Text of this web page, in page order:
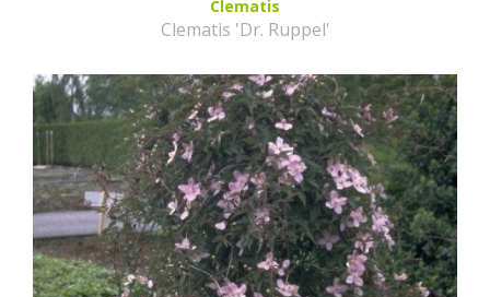
Clematis
Clematis 'Dr. Ruppel'